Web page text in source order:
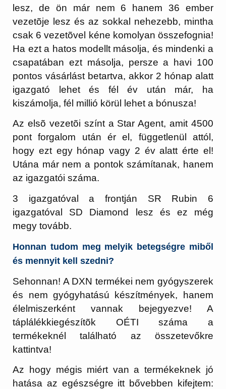
lesz, de ön már nem 6 hanem 36 ember
vezetõje lesz és az sokkal nehezebb, mintha
csak 6 vezetõvel kéne komolyan összefognia!
Ha ezt a hatos modellt másolja, és mindenki a
csapatában ezt másolja, persze a havi 100
pontos vásárlást betartva, akkor 2 hónap alatt
igazgató lehet és fél év után már, ha
kiszámolja, fél millió körül lehet a bónusza!
Az elsõ vezetõi színt a Star Agent, amit 4500
pont forgalom után ér el, függetlenül attól,
hogy ezt egy hónap vagy 2 év alatt érte el!
Utána már nem a pontok számítanak, hanem
az igazgatói száma.
3 igazgatóval a frontján SR Rubin 6
igazgatóval SD Diamond lesz és ez még
megy tovább.
Honnan tudom meg melyik betegségre miből
és mennyit kell szedni?
Sehonnan! A DXN termékei nem gyógyszerek
és nem gyógyhatású készítmények, hanem
élelmiszerként vannak bejegyezve! A
táplálékkiegészítõk OÉTI száma a
termékeknél található az összetevőkre
kattintva!
Az hogy mégis miért van a termékeknek jó
hatása az egészségre itt bővebben kifejtem: